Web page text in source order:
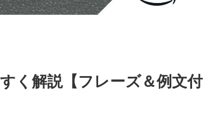
く解説【フレーズ＆例文付